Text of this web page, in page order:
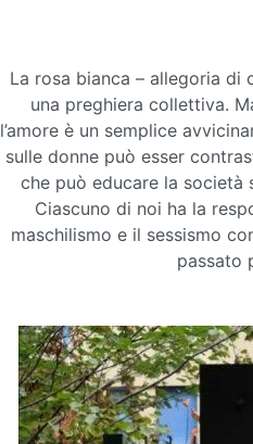
La rosa bianca – allegoria di
una preghiera collettiva.
l’amore è un semplice
sulle donne può esser
che può educare la
Ciascuno di noi ha la
maschilismo e il sessismo
passato